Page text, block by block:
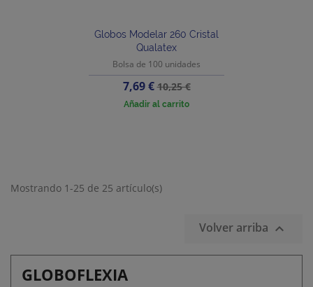
Globos Modelar 260 Cristal
Qualatex
Bolsa de 100 unidades
Precio
7,69 €Precio
base
10,25 €
Añadir al carrito
Mostrando 1-25 de 25 artículo(s)
Volver arriba 
GLOBOFLEXIA